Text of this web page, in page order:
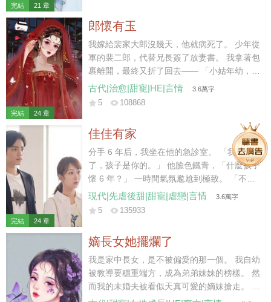
完結 21 章
完結 24 章
郎懷有玉
我嫁給裴家大郎沒幾天，他就病死了。 少年從
軍的裴二郎，代替兄長簽了放妻書。 我拿著包
裹離開，最終又折了回去—— 「小姑年幼，太
母也需人照顧，放妻書我先收著，二叔且放心
去軍營，待日后咱們都安頓下了，我再離開不
二郎成了將軍，我在縣城賣豆花。 街上有個姓
陳的秀才待我甚好，我便跟回家省親的二郎商
議，想要嫁給秀才。 「二叔放心，秀才說了，
成了親咱們還是一家人，我可以繼續做營生，
還能照顧小姑……」 話說到最后，二郎的臉越
來越冷，我的聲音越來越低。 裴家二郎雖生得
好，卻少有惡名，且年少從軍，性情桀驁。 聽
自嫁入裴家，心底便有些怵他，直到他將我堵
在廚房，抱坐在灶臺，在我耳邊低聲哄道——
「想嫁人了？我比那秀才強多了，你試
試……」
古代|治愈|甜寵|HE|言情 3.6萬字
5 108868
完結 24 章
佳佳有家
分手 6 年后，我坐在他的急診室。 「我懷孕
了，孩子是你的。」 他臉色鐵青，「什麼孩子
懷 6 年？」 一時間氣氛尷尬到極致。 「不
認？」 「你覺得我會接盤？」他反問我。 我
沉默幾秒，「行，那我去給他找個爹。」 九個
現代|先虐後甜|甜寵|虐戀|言情 3.6萬字
5 135933
嫡長女她擺爛了
我是家中長女，是不被偏愛的那一個。 我自幼
被教導要穩重端方，成為弟弟妹妹的榜樣。 然
而我的未婚夫被看似天真可愛的嫡妹搶走。 弟
弟們記不得我半點好，只記恨我對他們管教太